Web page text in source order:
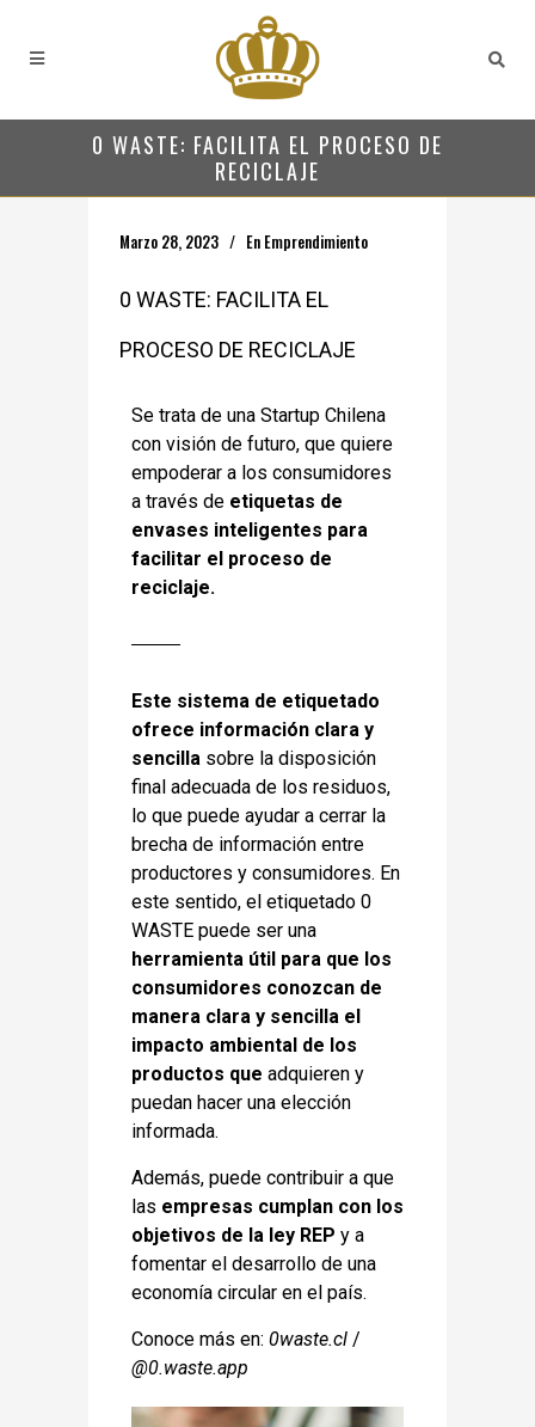
0 WASTE: FACILITA EL PROCESO DE
RECICLAJE
Marzo 28, 2023 En Emprendimiento
0 WASTE: FACILITA EL
PROCESO DE RECICLAJE
Se trata de una Startup Chilena
con visión de futuro, que quiere
empoderar a los consumidores
a través de etiquetas de
envases inteligentes para
facilitar el proceso de
reciclaje.
Este sistema de etiquetado
ofrece información clara y
sencilla sobre la disposición
final adecuada de los residuos,
lo que puede ayudar a cerrar la
brecha de información entre
productores y consumidores. En
este sentido, el etiquetado 0
WASTE puede ser una
herramienta útil para que los
consumidores conozcan de
manera clara y sencilla el
impacto ambiental de los
productos que adquieren y
puedan hacer una elección
informada.
Además, puede contribuir a que
las empresas cumplan con los
objetivos de la ley REP y a
fomentar el desarrollo de una
economía circular en el país.
Conoce más en: 0waste.cl /
@0.waste.app